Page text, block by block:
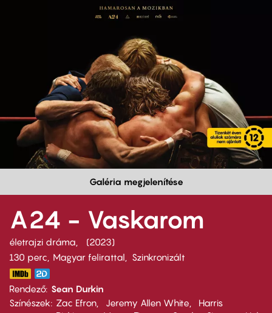
Galéria megjelenítése
A24 - Vaskarom
életrajzi dráma
2023
130 perc,
Magyar felirattal Szinkronizált
Rendező Sean Durkin
Színészek
Zac Efron Jeremy Allen White
Harris